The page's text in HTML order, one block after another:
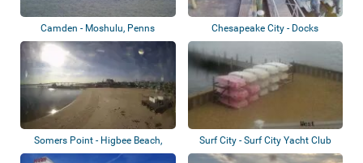
Camden - Moshulu, Penns
Landing
Chesapeake City - Docks
Somers Point - Higbee Beach,
Broadway
Surf City - Surf City Yacht Club